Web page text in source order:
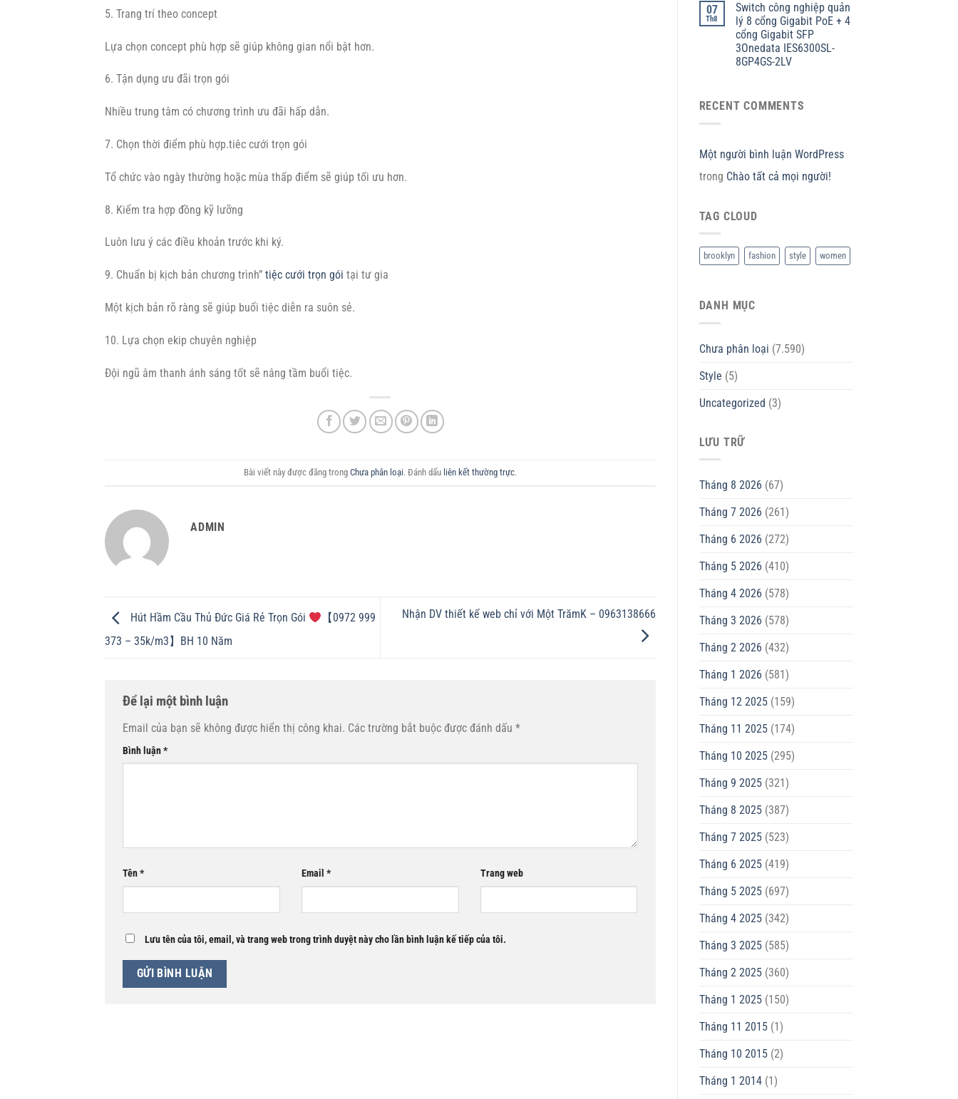
5. Trang trí theo concept
Lựa chọn concept phù hợp sẽ giúp không gian nổi bật hơn.
6. Tận dụng ưu đãi trọn gói
Nhiều trung tâm có chương trình ưu đãi hấp dẫn.
7. Chọn thời điểm phù hợp.tiêc cưới trọn gói
Tổ chức vào ngày thường hoặc mùa thấp điểm sẽ giúp tối ưu hơn.
8. Kiểm tra hợp đồng kỹ lưỡng
Luôn lưu ý các điều khoản trước khi ký.
9. Chuẩn bị kịch bản chương trình” tiệc cưới trọn gói tại tư gia
Một kịch bản rõ ràng sẽ giúp buổi tiệc diễn ra suôn sẻ.
10. Lựa chọn ekip chuyên nghiệp
Đội ngũ âm thanh ánh sáng tốt sẽ nâng tầm buổi tiệc.
Bài viết này được đăng trong Chưa phân loại. Đánh dấu liên kết thường trực.
ADMIN
Hút Hầm Cầu Thủ Đức Giá Rẻ Trọn Gói
【0972 999
373 – 35k/m3】BH 10 Năm
Nhận DV thiết kế web chỉ với Một TrămK – 0963138666
Để lại một bình luận
Email của bạn sẽ không được hiển thị công khai. Các trường bắt buộc được đánh dấu *
Bình luận*
Tên* Email * Trang web
Lưu tên của tôi, email, và trang web trong trình duyệt này cho lần bình luận kế tiếp của tôi.
07
Th8
Switch công nghiệp quản
lý 8 cổng Gigabit PoE + 4
cổng Gigabit SFP
3Onedata IES6300SL-
8GP4GS-2LV
RECENT COMMENTS
Một người bình luận WordPress
trong Chào tất cả mọi người!
TAG CLOUD
brooklyn fashion style women
DANH MỤC
Chưa phân loại (7.590)
Style (5)
Uncategorized (3)
LƯU TRỮ
Tháng 8 2026 (67)
Tháng 7 2026 (261)
Tháng 6 2026 (272)
Tháng 5 2026 (410)
Tháng 4 2026 (578)
Tháng 3 2026 (578)
Tháng 2 2026 (432)
Tháng 1 2026 (581)
Tháng 12 2025(159)
Tháng 11 2025(174)
Tháng 10 2025(295)
Tháng 9 2025(321)
Tháng 8 2025(387)
Tháng 7 2025(523)
Tháng 6 2025(419)
Tháng 5 2025(697)
Tháng 4 2025(342)
Tháng 3 2025(585)
Tháng 2 2025(360)
Tháng 1 2025(150)
Tháng 11 2015(1)
Tháng 10 2015(2)
Tháng 1 2014(1)